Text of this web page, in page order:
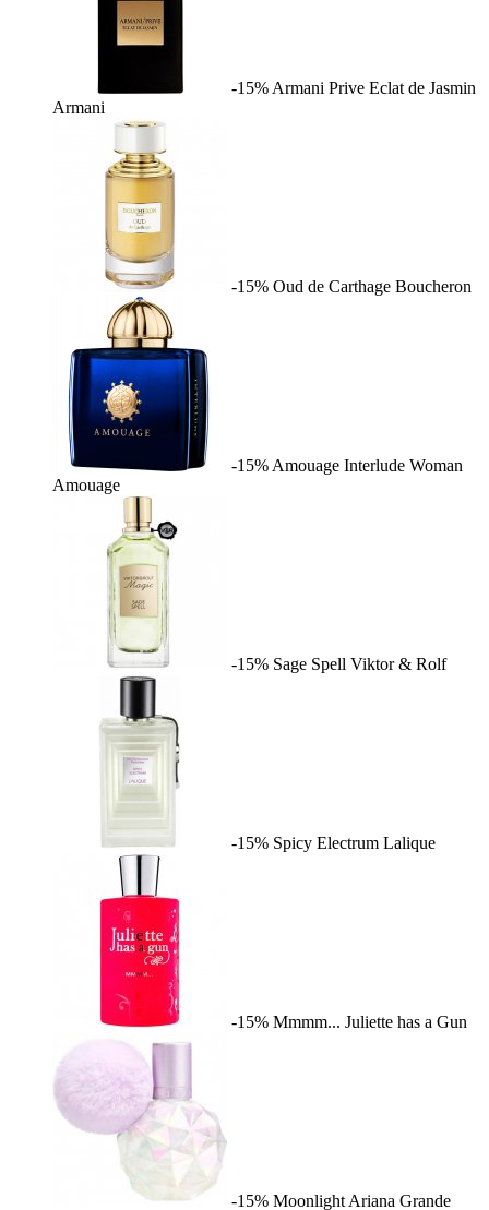
-15% Armani Prive Eclat de Jasmin
Armani
-15% Oud de Carthage Boucheron
-15% Amouage Interlude Woman
Amouage
-15% Sage Spell Viktor & Rolf
-15% Spicy Electrum Lalique
-15% Mmmm... Juliette has a Gun
-15% Moonlight Ariana Grande